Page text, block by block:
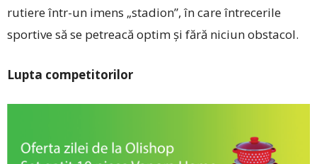
rutiere într-un imens „stadion”, în care întrecerile
sportive să se petreacă optim şi fără niciun obstacol.
Lupta competitorilor